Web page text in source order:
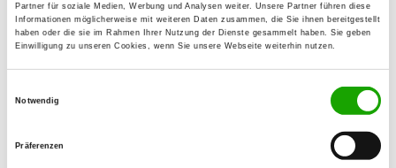
Partner für soziale Medien, Werbung und Analysen weiter. Unsere Partner führen diese
Informationen möglicherweise mit weiteren Daten zusammen, die Sie ihnen bereitgestellt
haben oder die sie im Rahmen Ihrer Nutzung der Dienste gesammelt haben. Sie geben
Einwilligung zu unseren Cookies, wenn Sie unsere Webseite weiterhin nutzen.
Notwendig
Präferenzen
Zuchtstätte: vom Nebelbach
Details
Pointsiedlung 5
Zuchtstätte: von der Lutzinger